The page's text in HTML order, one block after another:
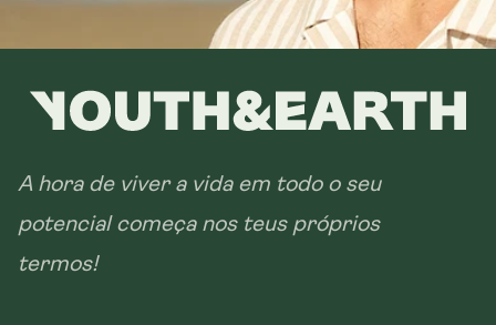
A hora de viver a vida em todo o seu
potencial começa nos teus próprios
termos!